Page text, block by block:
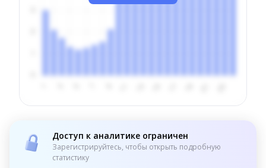
Доступ к аналитике ограничен
Зарегистрируйтесь, чтобы открыть подробную
статистику